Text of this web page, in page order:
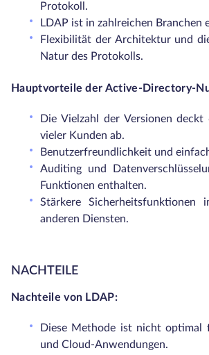
Protokoll.
LDAP ist in zahlreichen Branchen
Flexibilität der Architektur und
Natur des Protokolls.
Hauptvorteile der Active-Directory-
Die Vielzahl der Versionen deckt
vieler Kunden ab.
Benutzerfreundlichkeit und
Auditing und
Funktionen enthalten.
Stärkere Sicherheitsfunktionen
anderen Diensten.
NACHTEILE
Nachteile von LDAP:
Diese Methode ist nicht optimal
und Cloud-Anwendungen.